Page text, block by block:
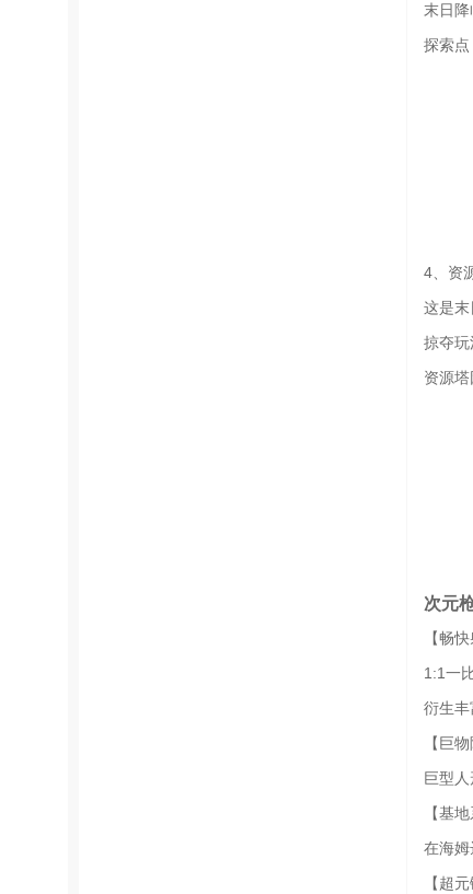
末日
探索点
4、资
这是末
掠夺
资源
次元
【畅
1:1一
衍生丰
【巨
巨型
【基
在海
【超